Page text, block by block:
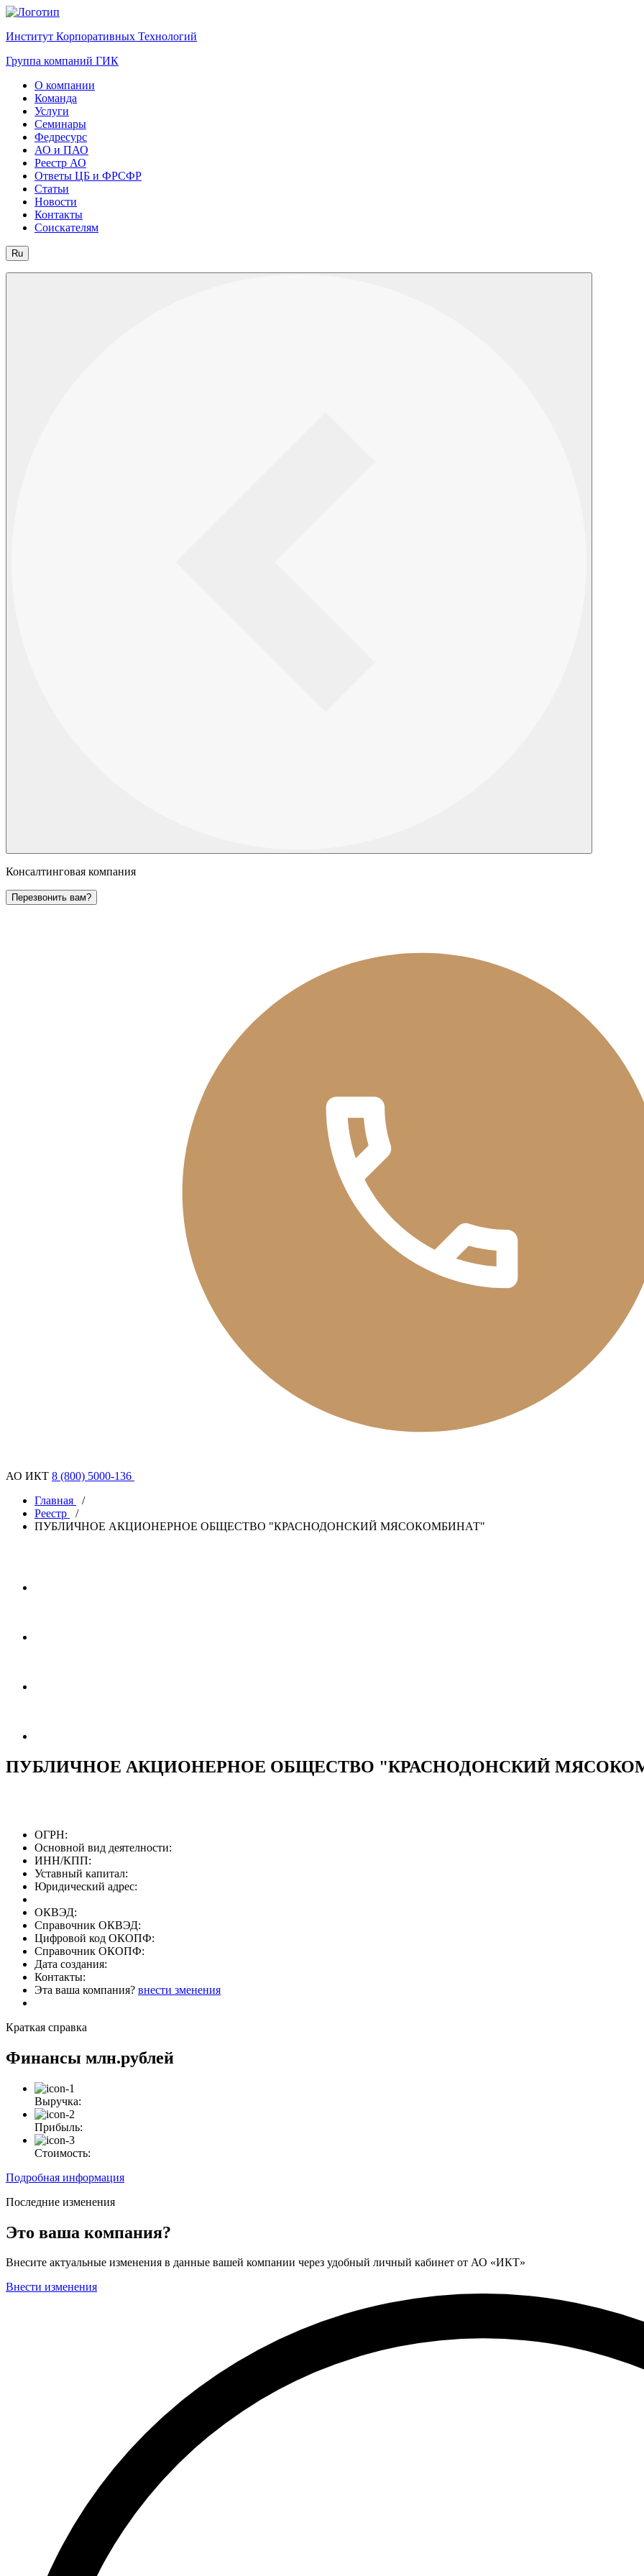
Институт Корпоративных Технологий
Группа компаний ГИК
О компании
Команда
Услуги
Семинары
Федресурс
АО и ПАО
Реестр АО
Ответы ЦБ и ФРСФР
Статьи
Новости
Контакты
Соискателям
Ru
Консалтинговая компания
Перезвонить вам?
АО ИКТ 8 (800) 5000-136
Главная
/
Реестр
/
ПУБЛИЧНОЕ АКЦИОНЕРНОЕ ОБЩЕСТВО "КРАСНОДОНСКИЙ МЯСОКОМБИНАТ"
ПУБЛИЧНОЕ АКЦИОНЕРНОЕ ОБЩЕСТВО "КРАСНОДОНСКИЙ
ОГРН:
Основной вид деятелности:
ИНН/КПП:
Уставный капитал:
Юридический адрес:
ОКВЭД:
Справочник ОКВЭД:
Цифровой код ОКОПФ:
Справочник ОКОПФ:
Дата создания:
Контакты:
Эта ваша компания? внести зменения
Краткая справка
Финансы млн.рублей
Выручка:
Прибыль:
Стоимость:
Подробная информация
Последние изменения
Это ваша компания?
Внесите актуальные изменения в данные вашей компании через удобный личный кабинет от АО «ИКТ»
Внести изменения